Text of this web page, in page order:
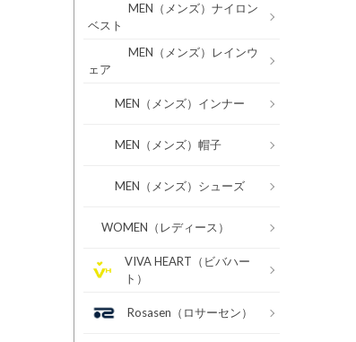
MEN（メンズ）ナイロン
ベスト
MEN（メンズ）レインウ
ェア
MEN（メンズ）インナー
MEN（メンズ）帽子
MEN（メンズ）シューズ
WOMEN（レディース）
VIVA HEART（ビバハー
ト）
Rosasen（ロサーセン）